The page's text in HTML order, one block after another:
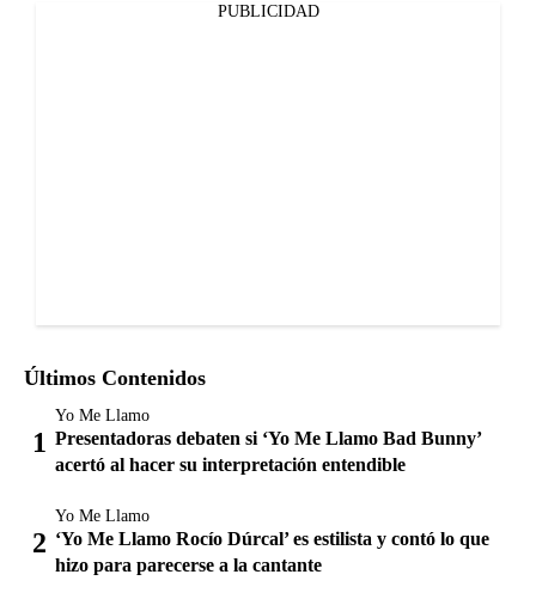
PUBLICIDAD
Últimos Contenidos
Yo Me Llamo
Presentadoras debaten si ‘Yo Me Llamo Bad Bunny’
acertó al hacer su interpretación entendible
Yo Me Llamo
‘Yo Me Llamo Rocío Dúrcal’ es estilista y contó lo que
hizo para parecerse a la cantante